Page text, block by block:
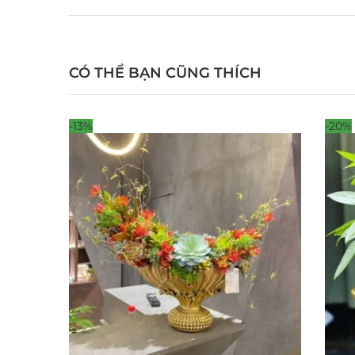
CÓ THỂ BẠN CŨNG THÍCH
-13% -20%